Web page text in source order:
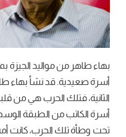
أسرة صعيدية. قد نشأ بهاء
الثانية، فتلك الحرب هي من
أسرة الكاتب من الطبقة
تحت وطأة تلك الحرب، كانت